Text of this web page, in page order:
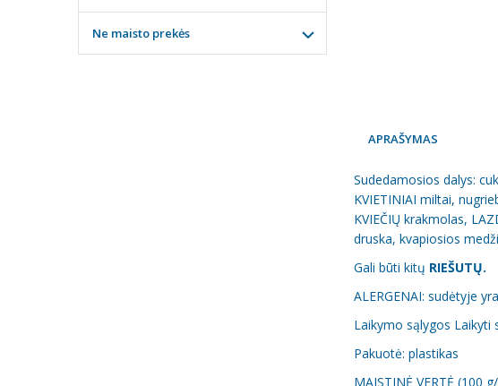
APRAŠYMAS
Sudedamosios dalys:
KVIETINIAI miltai,
KVIEČIŲ krakmolas,
druska, kvapiosios
Gali būti kitų RIEŠUTŲ.
ALERGENAI: sudėtyje
Laikymo sąlygos Laikyti
Pakuotė: plastikas
MAISTINĖ VERTĖ (100
Ne maisto prekės